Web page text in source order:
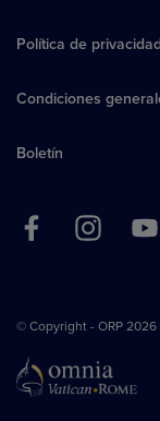
Política de privacidad
Condiciones
Boletín
© Copyright - ORP